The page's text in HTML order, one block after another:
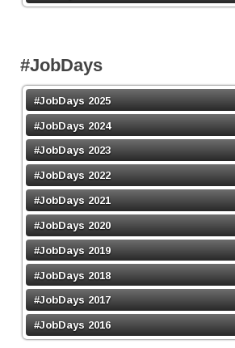
#JobDays
#JobDays 2025
#JobDays 2024
#JobDays 2023
#JobDays 2022
#JobDays 2021
#JobDays 2020
#JobDays 2019
#JobDays 2018
#JobDays 2017
#JobDays 2016